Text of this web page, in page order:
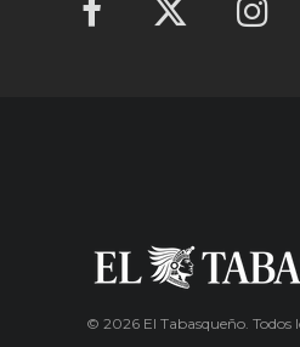
© 2026 El Tabasqueño. Todos